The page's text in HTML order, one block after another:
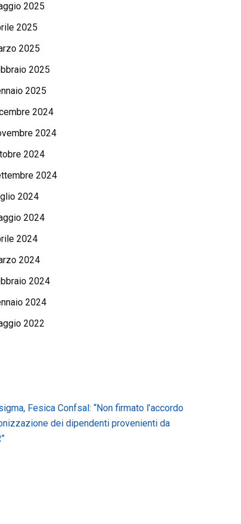
2025
2025
2025
2025
2025
2024
2024
2024
2024
2024
2024
2024
2024
2024
2024
2022